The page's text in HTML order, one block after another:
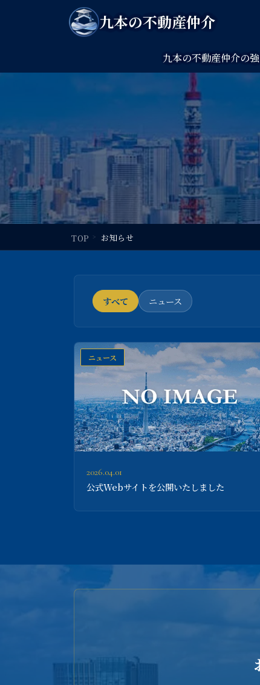
九本の不動産仲介
九本の不動産仲介の
TOP お知らせ
すべて ニュース
ニュース
2026.04.01
公式Webサイトを公開いたしました